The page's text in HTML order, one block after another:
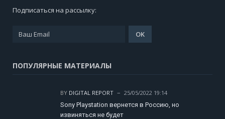
Подписаться на рассылку:
ПОПУЛЯРНЫЕ МАТЕРИАЛЫ
BY DIGITAL REPORT
25/05/2022 19:14
Sony Playstation вернется в Россию, но
извиняться не будет